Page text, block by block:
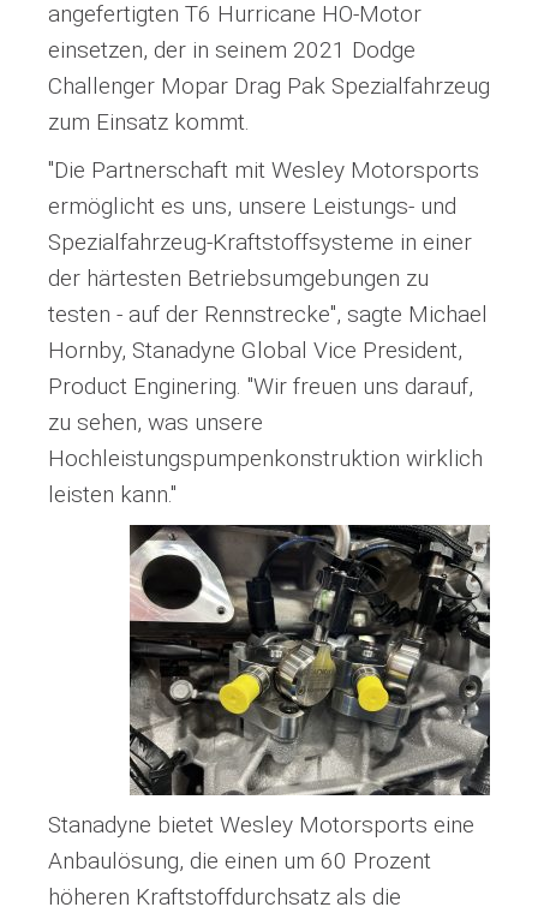
angefertigten T6 Hurricane HO-Motor
einsetzen, der in seinem 2021 Dodge
Challenger Mopar Drag Pak Spezialfahrzeug
zum Einsatz kommt.
"Die Partnerschaft mit Wesley Motorsports
ermöglicht es uns, unsere Leistungs- und
Spezialfahrzeug-Kraftstoffsysteme in einer
der härtesten Betriebsumgebungen zu
testen - auf der Rennstrecke", sagte Michael
Hornby, Stanadyne Global Vice President,
Product Enginering. "Wir freuen uns darauf,
zu sehen, was unsere
Hochleistungspumpenkonstruktion wirklich
leisten kann."
Stanadyne bietet Wesley Motorsports eine
Anbaulösung, die einen um 60 Prozent
höheren Kraftstoffdurchsatz als die